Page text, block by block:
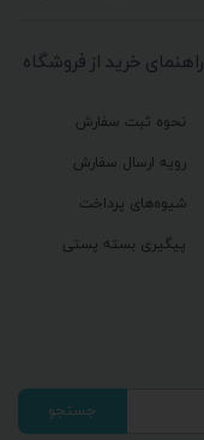
راهنمای خرید از فروشگاه
نحوه ثبت سفارش
رویه ارسال سفارش
شیوه‌های پرداخت
پیگیری بسته پستی
جستجو